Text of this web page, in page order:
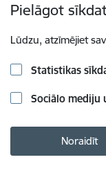
Pielāgot
Lūdzu, atzīmējiet
Statistikas
Sociālo mediju
Noraidīt